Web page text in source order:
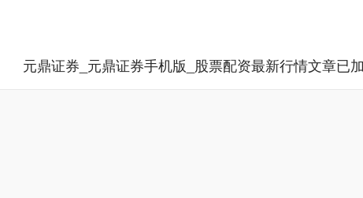
元鼎证券_元鼎证券手机版_股票配资最新行情文章已